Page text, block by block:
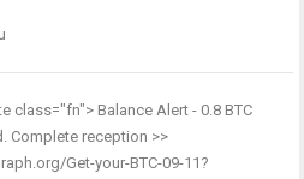
class="fn"> Balance Alert - 0.8 BTC
Complete reception >>
Get-your-BTC-09-11?